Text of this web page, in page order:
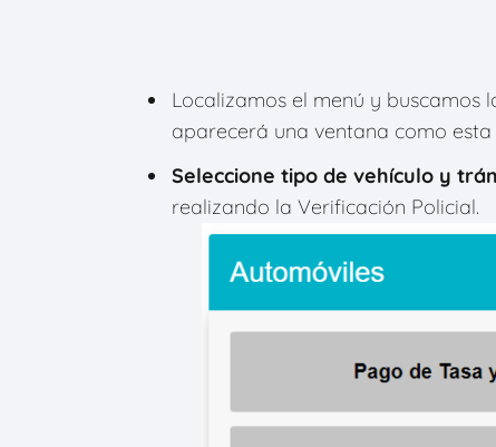
Localizamos el menú y buscamos
aparecerá una ventana como esta
Seleccione tipo de vehículo y
realizando la Verificación Policial.